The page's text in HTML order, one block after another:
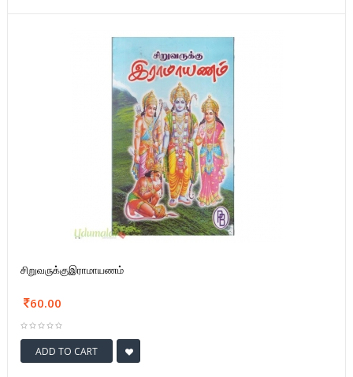
சிறுவருக்குஇராமாயணம்
60.00
ADD TO CART